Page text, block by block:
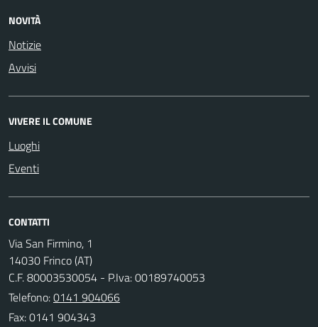
NOVITÀ
Notizie
Avvisi
VIVERE IL COMUNE
Luoghi
Eventi
CONTATTI
Via San Firmino, 1
14030 Frinco (AT)
C.F. 80003530054 - P.Iva: 00189740053
Telefono:0141 904066
Fax: 0141 904343